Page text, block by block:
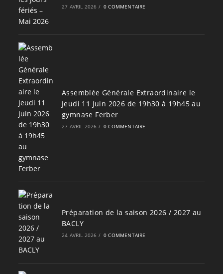
27 AVRIL 2026 / 0 COMMENTAIRE
Assemblée Générale Extraordinaire le
Jeudi 11 Juin 2026 de 19h30 à 19h45 au
gymnase Ferber
27 AVRIL 2026 / 0 COMMENTAIRE
Préparation de la saison 2026 / 2027 au
BACLY
24 AVRIL 2026 / 0 COMMENTAIRE